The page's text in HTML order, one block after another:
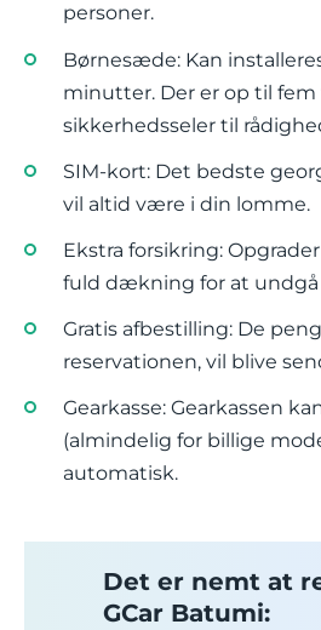
personer.
Børnesæde: Kan
minutter. Der er op til fem
sikkerhedsseler til
SIM-kort: Det bedste
vil altid være i din lomme.
Ekstra forsikring:
fuld dækning for at undgå
Gratis afbestilling: De
reservationen, vil blive
Gearkasse: Gearkassen
(almindelig for billige
automatisk.
Det er nemt at
GCar Batumi: